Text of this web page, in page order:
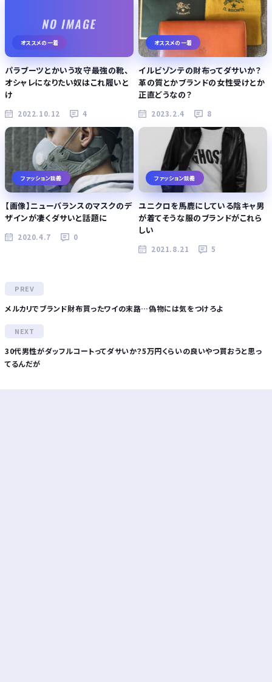
オススメの一着
パラブーツとかいう攻守最強の靴、
オシャレになりたい奴はこれ履いと
け
2022.10.12 4
オススメの一着
イルビゾンテの財布ってダサいか？
革の質とかブランドの女性受けとか
正直どうなの？
2023.2.4 8
ファッション談義
【画像】ニューバランスのマスクのデ
ザインが凄くダサいと話題に
2020.4.7 0
ファッション談義
ユニクロを馬鹿にしている陰キャ男
が着てそうな服のブランドがこれら
しい
2021.8.21 5
メルカリでブランド財布買ったワイの末路…偽物には気をつけろよ
30代男性がダッフルコートってダサいか？5万円くらいの良いやつ買おうと思っ
てるんだが